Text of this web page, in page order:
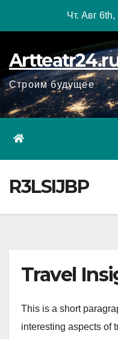
Чт. Авг
Строим будущее
R3LSIJBP
Travel
This is a short
interesting aspects of